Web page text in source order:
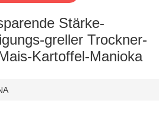
Stärke-
greller Trockner-
Kartoffel-Manioka